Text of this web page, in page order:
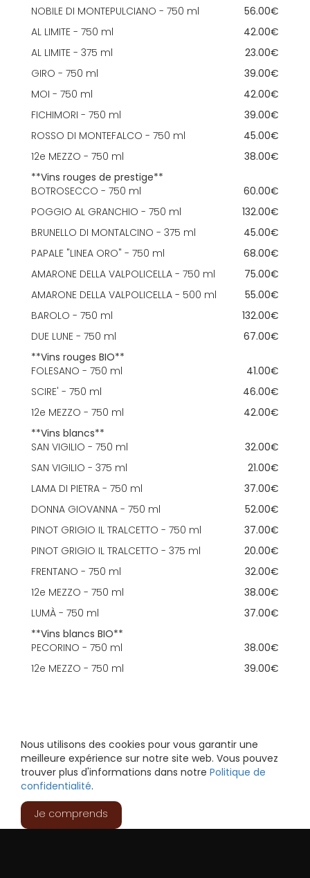
NOBILE DI MONTEPULCIANO - 750 ml
56.00€
AL LIMITE - 750 ml
42.00€
AL LIMITE - 375 ml
23.00€
GIRO - 750 ml
39.00€
MOI - 750 ml
42.00€
FICHIMORI - 750 ml
39.00€
ROSSO DI MONTEFALCO - 750 ml
45.00€
12e MEZZO - 750 ml
38.00€
**Vins rouges de prestige**
BOTROSECCO - 750 ml
60.00€
POGGIO AL GRANCHIO - 750 ml
132.00€
BRUNELLO DI MONTALCINO - 375 ml
45.00€
PAPALE "LINEA ORO" - 750 ml
68.00€
AMARONE DELLA VALPOLICELLA - 750 ml
75.00€
AMARONE DELLA VALPOLICELLA - 500 ml
55.00€
BAROLO - 750 ml
132.00€
DUE LUNE - 750 ml
67.00€
**Vins rouges BIO**
FOLESANO - 750 ml
41.00€
SCIRE' - 750 ml
46.00€
12e MEZZO - 750 ml
42.00€
**Vins blancs**
SAN VIGILIO - 750 ml
32.00€
SAN VIGILIO - 375 ml
21.00€
LAMA DI PIETRA - 750 ml
37.00€
DONNA GIOVANNA - 750 ml
52.00€
PINOT GRIGIO IL TRALCETTO - 750 ml
37.00€
PINOT GRIGIO IL TRALCETTO - 375 ml
20.00€
FRENTANO - 750 ml
32.00€
12e MEZZO - 750 ml
38.00€
LUMÀ - 750 ml
37.00€
**Vins blancs BIO**
PECORINO - 750 ml
38.00€
12e MEZZO - 750 ml
39.00€
Nous utilisons des cookies pour vous garantir une
meilleure expérience sur notre site web. Vous pouvez
trouver plus d'informations dans notre Politique de
confidentialité.
Je comprends